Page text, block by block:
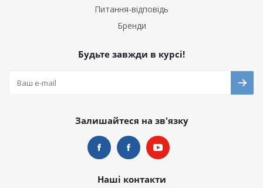
Питання-відповідь
Бренди
Будьте завжди в курсі!
Залишайтеся на зв'язку
Наші контакти